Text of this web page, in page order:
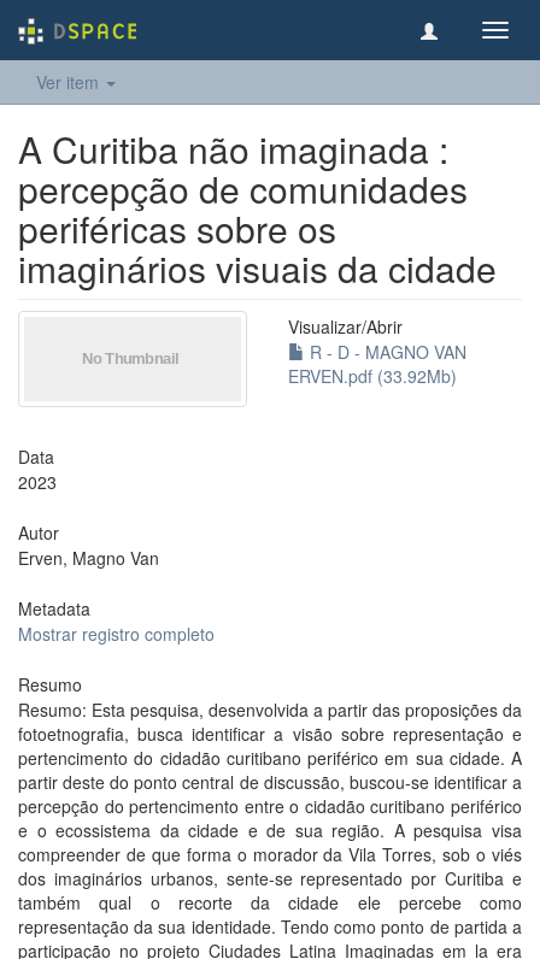
Ver item
A Curitiba não imaginada :
percepção de comunidades
periféricas sobre os
imaginários visuais da cidade
Visualizar/Abrir
R - D - MAGNO VAN
ERVEN.pdf (33.92Mb)
Data
2023
Autor
Erven, Magno Van
Metadata
Mostrar registro completo
Resumo
Resumo: Esta pesquisa, desenvolvida a partir das proposições da
fotoetnografia, busca identificar a visão sobre representação e
pertencimento do cidadão curitibano periférico em sua cidade. A
partir deste do ponto central de discussão, buscou-se identificar a
percepção do pertencimento entre o cidadão curitibano periférico
e o ecossistema da cidade e de sua região. A pesquisa visa
compreender de que forma o morador da Vila Torres, sob o viés
dos imaginários urbanos, sente-se representado por Curitiba e
também qual o recorte da cidade ele percebe como
representação da sua identidade. Tendo como ponto de partida a
participação no projeto Ciudades Latina Imaginadas em la era